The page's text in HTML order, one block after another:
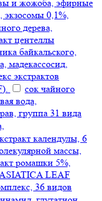
и жожоба, эфирные
экзосомы 0,1%,
дерева,
центеллы
байкальского,
мадекассосид,
экстрактов
сок чайного
вода,
группа 31 вида
календулы, 6
массы,
ромашки 5%,
LEAF
36 видов